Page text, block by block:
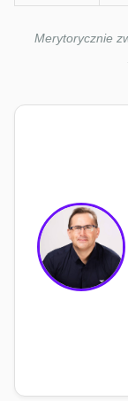
Merytorycznie